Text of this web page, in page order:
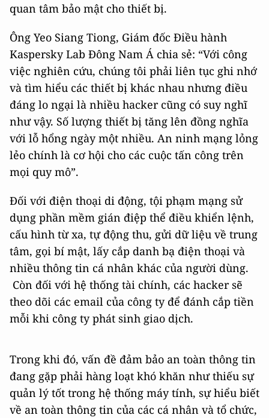
quan tâm bảo mật cho thiết bị.
Ông Yeo Siang Tiong, Giám đốc Điều hành
Kaspersky Lab Đông Nam Á chia sẻ: “Với công
việc nghiên cứu, chúng tôi phải liên tục ghi nhớ
và tìm hiểu các thiết bị khác nhau nhưng điều
đáng lo ngại là nhiều hacker cũng có suy nghĩ
như vậy. Số lượng thiết bị tăng lên đồng nghĩa
với lỗ hổng ngày một nhiều. An ninh mạng lỏng
lẻo chính là cơ hội cho các cuộc tấn công trên
mọi quy mô”.
Đối với điện thoại di động, tội phạm mạng sử
dụng phần mềm gián điệp thể điều khiển lệnh,
cấu hình từ xa, tự động thu, gửi dữ liệu về trung
tâm, gọi bí mật, lấy cắp danh bạ điện thoại và
nhiều thông tin cá nhân khác của người dùng.
Còn đối với hệ thống tài chính, các hacker sẽ
theo dõi các email của công ty để đánh cắp tiền
mỗi khi công ty phát sinh giao dịch.
Trong khi đó, vấn đề đảm bảo an toàn thông tin
đang gặp phải hàng loạt khó khăn như thiếu sự
quản lý tốt trong hệ thống máy tính, sự hiểu biết
về an toàn thông tin của các cá nhân và tổ chức,